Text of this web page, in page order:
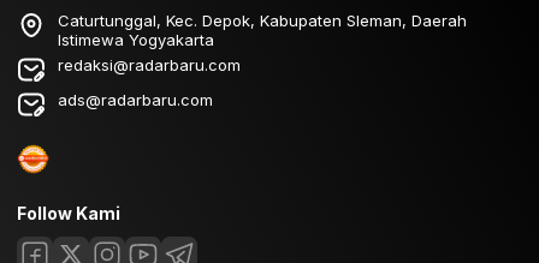
Caturtunggal, Kec. Depok, Kabupaten Sleman, Daerah
Istimewa Yogyakarta
redaksi@radarbaru.com
ads@radarbaru.com
Follow Kami